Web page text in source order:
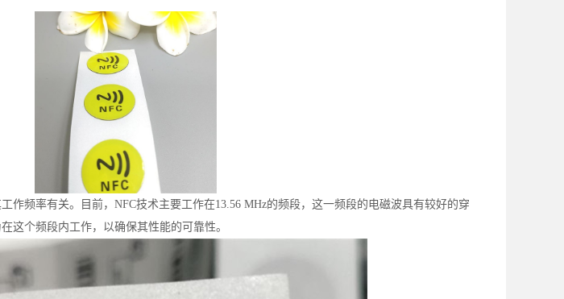
作频率有关。目前，NFC技术主要工作在13.56 MHz的频段，这一频段的电磁波具有较好的穿
这个频段内工作，以确保其性能的可靠性。